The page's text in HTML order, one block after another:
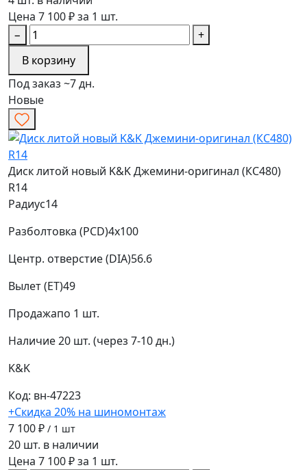
Цена 7 100 ₽ за 1 шт.
−
+
В корзину
Под заказ ~7 дн.
Новые
Диск литой новый K&K Джемини-оригинал (КС480)
R14
Радиус14
Разболтовка (PCD)4x100
Центр. отверстие (DIA)56.6
Вылет (ET)49
Продажапо 1 шт.
Наличие20 шт. (через 7-10 дн.)
K&K
Код: вн-47223
+Скидка 20% на шиномонтаж
7 100 ₽ / 1 шт
20 шт. в наличии
Цена 7 100 ₽ за 1 шт.